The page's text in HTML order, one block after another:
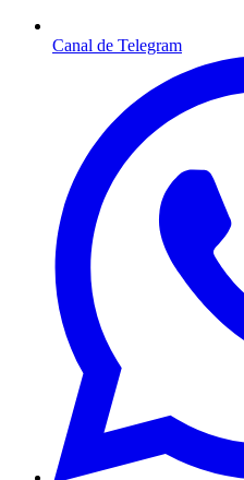
Canal de Telegram